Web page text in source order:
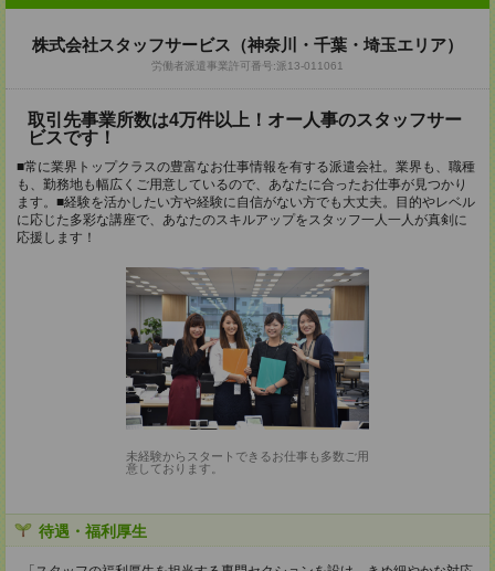
株式会社スタッフサービス（神奈川・千葉・埼玉エリア）
労働者派遣事業許可番号:派13-011061
取引先事業所数は4万件以上！オー人事のスタッフサー
ビスです！
■常に業界トップクラスの豊富なお仕事情報を有する派遣会社。業界も、職種
も、勤務地も幅広くご用意しているので、あなたに合ったお仕事が見つかり
ます。■経験を活かしたい方や経験に自信がない方でも大丈夫。目的やレベル
に応じた多彩な講座で、あなたのスキルアップをスタッフ一人一人が真剣に
応援します！
未経験からスタートできるお仕事も多数ご用
意しております。
待遇・福利厚生